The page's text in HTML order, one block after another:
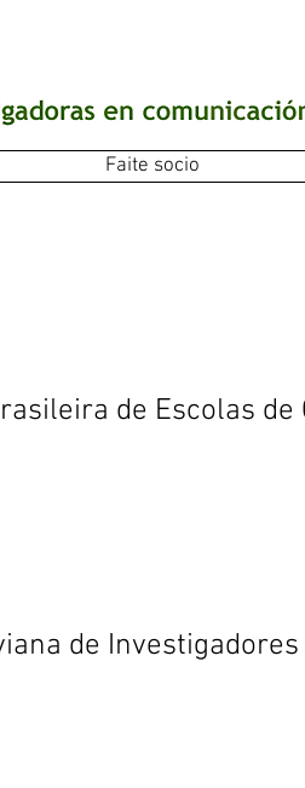
Faite socio
de Escolas
de